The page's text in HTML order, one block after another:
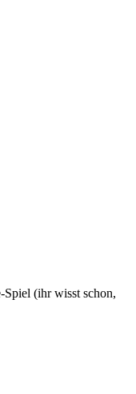
Spiel (ihr wisst schon,